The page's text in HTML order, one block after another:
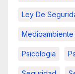
Ley De
Medioambiente
Psicologia